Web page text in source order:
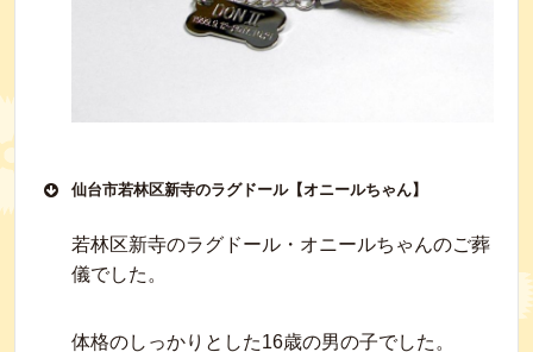
仙台市若林区新寺のラグドール【オニールちゃん】
若林区新寺のラグドール・オニールちゃんのご葬
儀でした。
体格のしっかりとした16歳の男の子でした。